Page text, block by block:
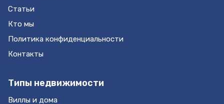
Статьи
Кто мы
Политика конфиденциальности
Контакты
Типы недвижимости
Виллы и дома